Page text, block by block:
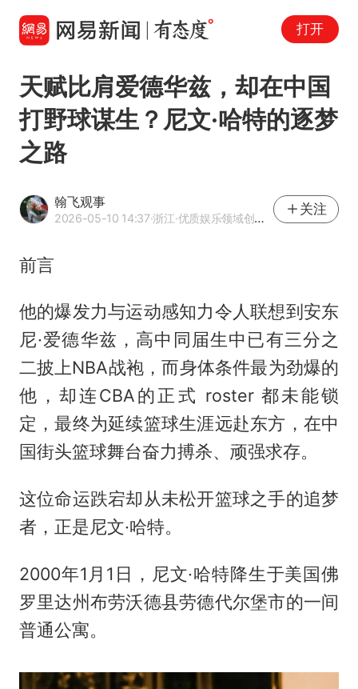
打开
天赋比肩爱德华兹，却在中国
打野球谋生？尼文·哈特的逐梦
之路
翰飞观事
2026-05-10 14:37·浙江·优质娱乐领域创作者
关注
前言
他的爆发力与运动感知力令人联想到安东
尼·爱德华兹，高中同届生中已有三分之
二披上NBA战袍，而身体条件最为劲爆的
他，却连CBA的正式 roster 都未能锁
定，最终为延续篮球生涯远赴东方，在中
国街头篮球舞台奋力搏杀、顽强求存。
这位命运跌宕却从未松开篮球之手的追梦
者，正是尼文·哈特。
2000年1月1日，尼文·哈特降生于美国佛
罗里达州布劳沃德县劳德代尔堡市的一间
普通公寓。